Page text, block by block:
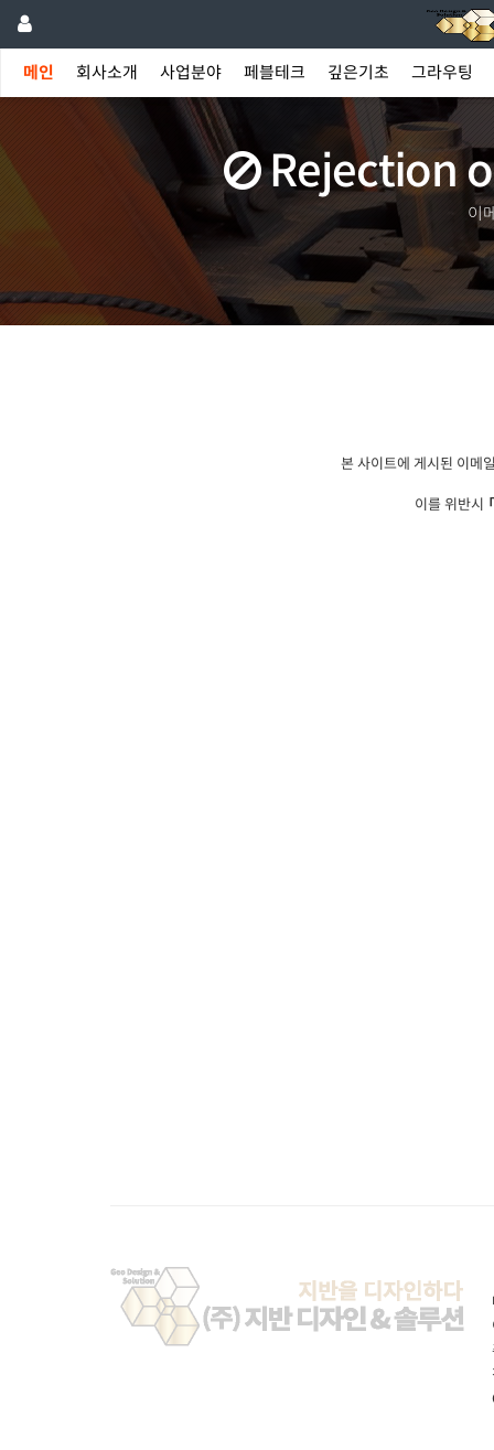
메인 회사소개 사업분야 페블테크 깊은기초 그라우팅
Rejection
이
본 사이트에 게시된 이메
이를 위반시